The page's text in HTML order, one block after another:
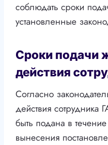
соблюдать сроки
установленные
Сроки подачи
действия
Согласно
действия сотрудника
быть подана в
вынесения